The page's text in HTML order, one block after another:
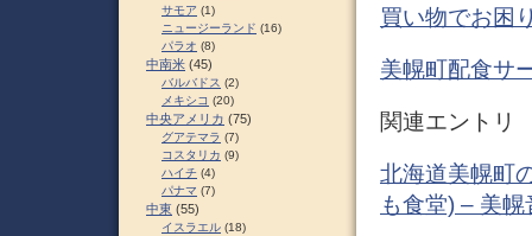
買い物でお困
美幌町配食サ
関連エントリ
北海道美幌町
も食堂) – 美
サモア (1)
ニュージーランド (16)
パラオ (8)
中南米 (45)
バルバドス (2)
メキシコ (20)
中央アメリカ (75)
グアテマラ (7)
コスタリカ (9)
ハイチ (4)
パナマ (7)
中東 (55)
イスラエル (18)